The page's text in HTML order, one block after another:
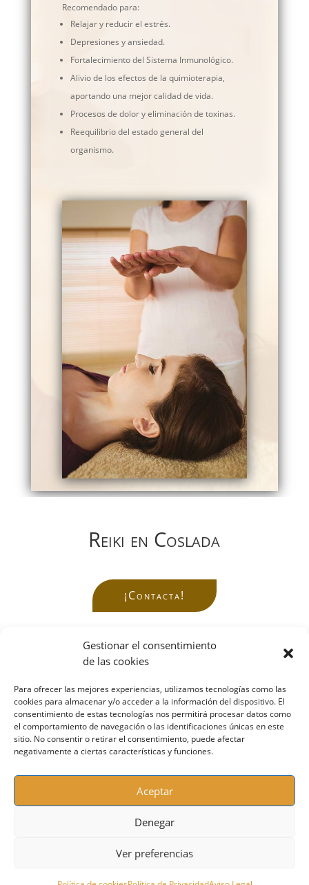
Gestionar el consentimiento
de las cookies
Para ofrecer las mejores experiencias, utilizamos tecnologías como las
cookies para almacenar y/o acceder a la información del dispositivo. El
consentimiento de estas tecnologías nos permitirá procesar datos como
el comportamiento de navegación o las identificaciones únicas en este
sitio. No consentir o retirar el consentimiento, puede afectar
negativamente a ciertas características y funciones.
Aceptar
Denegar
Ver preferencias
Recomendado para:
Relajar y reducir el estrés.
Depresiones y ansiedad.
Fortalecimiento del Sistema Inmunológico.
Alivio de los efectos de la quimioterapia,
aportando una mejor calidad de vida.
Procesos de dolor y eliminación de toxinas.
Reequilibrio del estado general del
organismo.
Reiki en Coslada
¡Contacta!
Contacta conmigo:
sonrie@mcmenteycuerpo.com
Móvil / Whatsapp:
697 46 07 94
Política de Privacidad